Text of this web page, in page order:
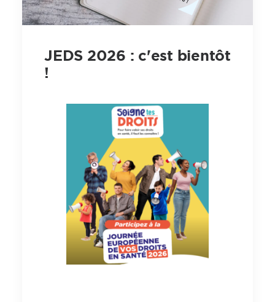
JEDS 2026 : c'est bientôt
!